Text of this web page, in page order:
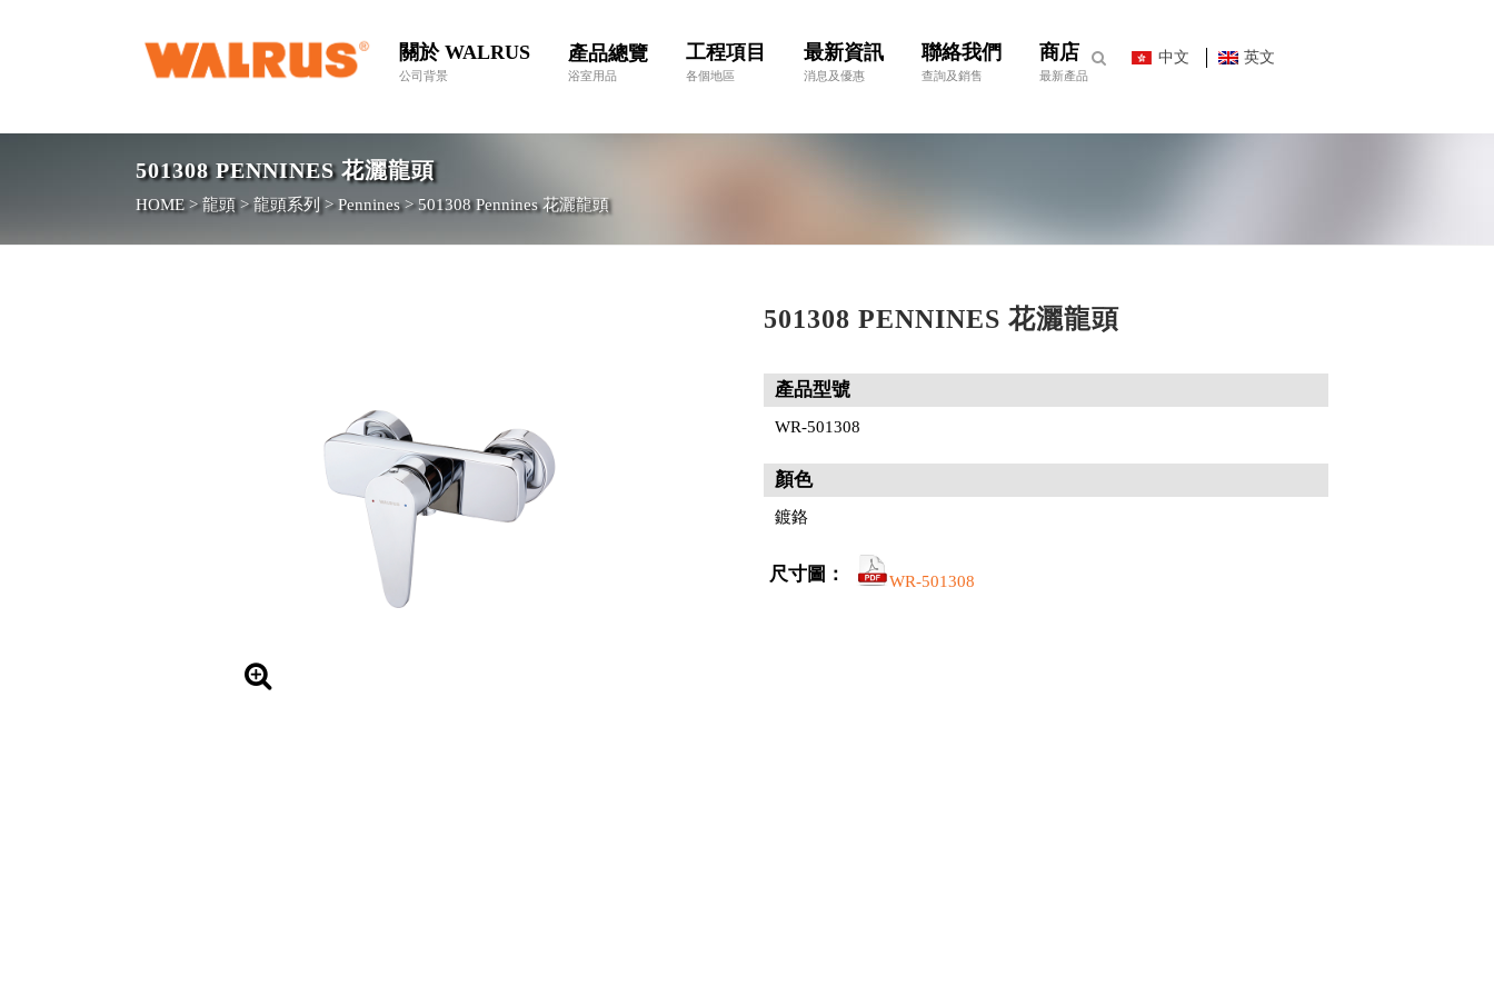
中文 英文
關於 WALRUS
公司背景
產品總覽
浴室用品
工程項目
各個地區
最新資訊
消息及優惠
聯絡我們
查詢及銷售
商店
最新產品
501308PENNINES 花灑龍頭
HOME >龍頭>龍頭系列>Pennines>501308Pennines 花灑龍頭
501308 PENNINES 花灑龍頭
產品型號
WR-501308
顏色
鍍鉻
尺寸圖： WR-501308